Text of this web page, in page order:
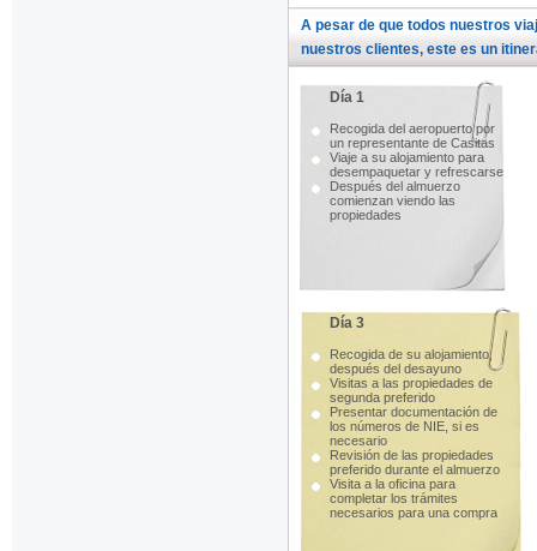
A pesar de que todos nuestros
nuestros clientes, este es un
Día 1
Recogida del aeropuerto por
un representante de Casitas
Viaje a su alojamiento para
desempaquetar y refrescarse
Después del almuerzo
comienzan viendo las
propiedades
Día 3
Recogida de su alojamiento,
después del desayuno
Visitas a las propiedades de
segunda preferido
Presentar documentación de
los números de NIE, si es
necesario
Revisión de las propiedades
preferido durante el almuerzo
Visita a la oficina para
completar los trámites
necesarios para una compra